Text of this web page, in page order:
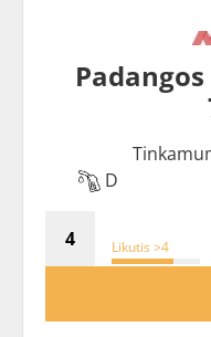
Padangos
D
Likutis >4